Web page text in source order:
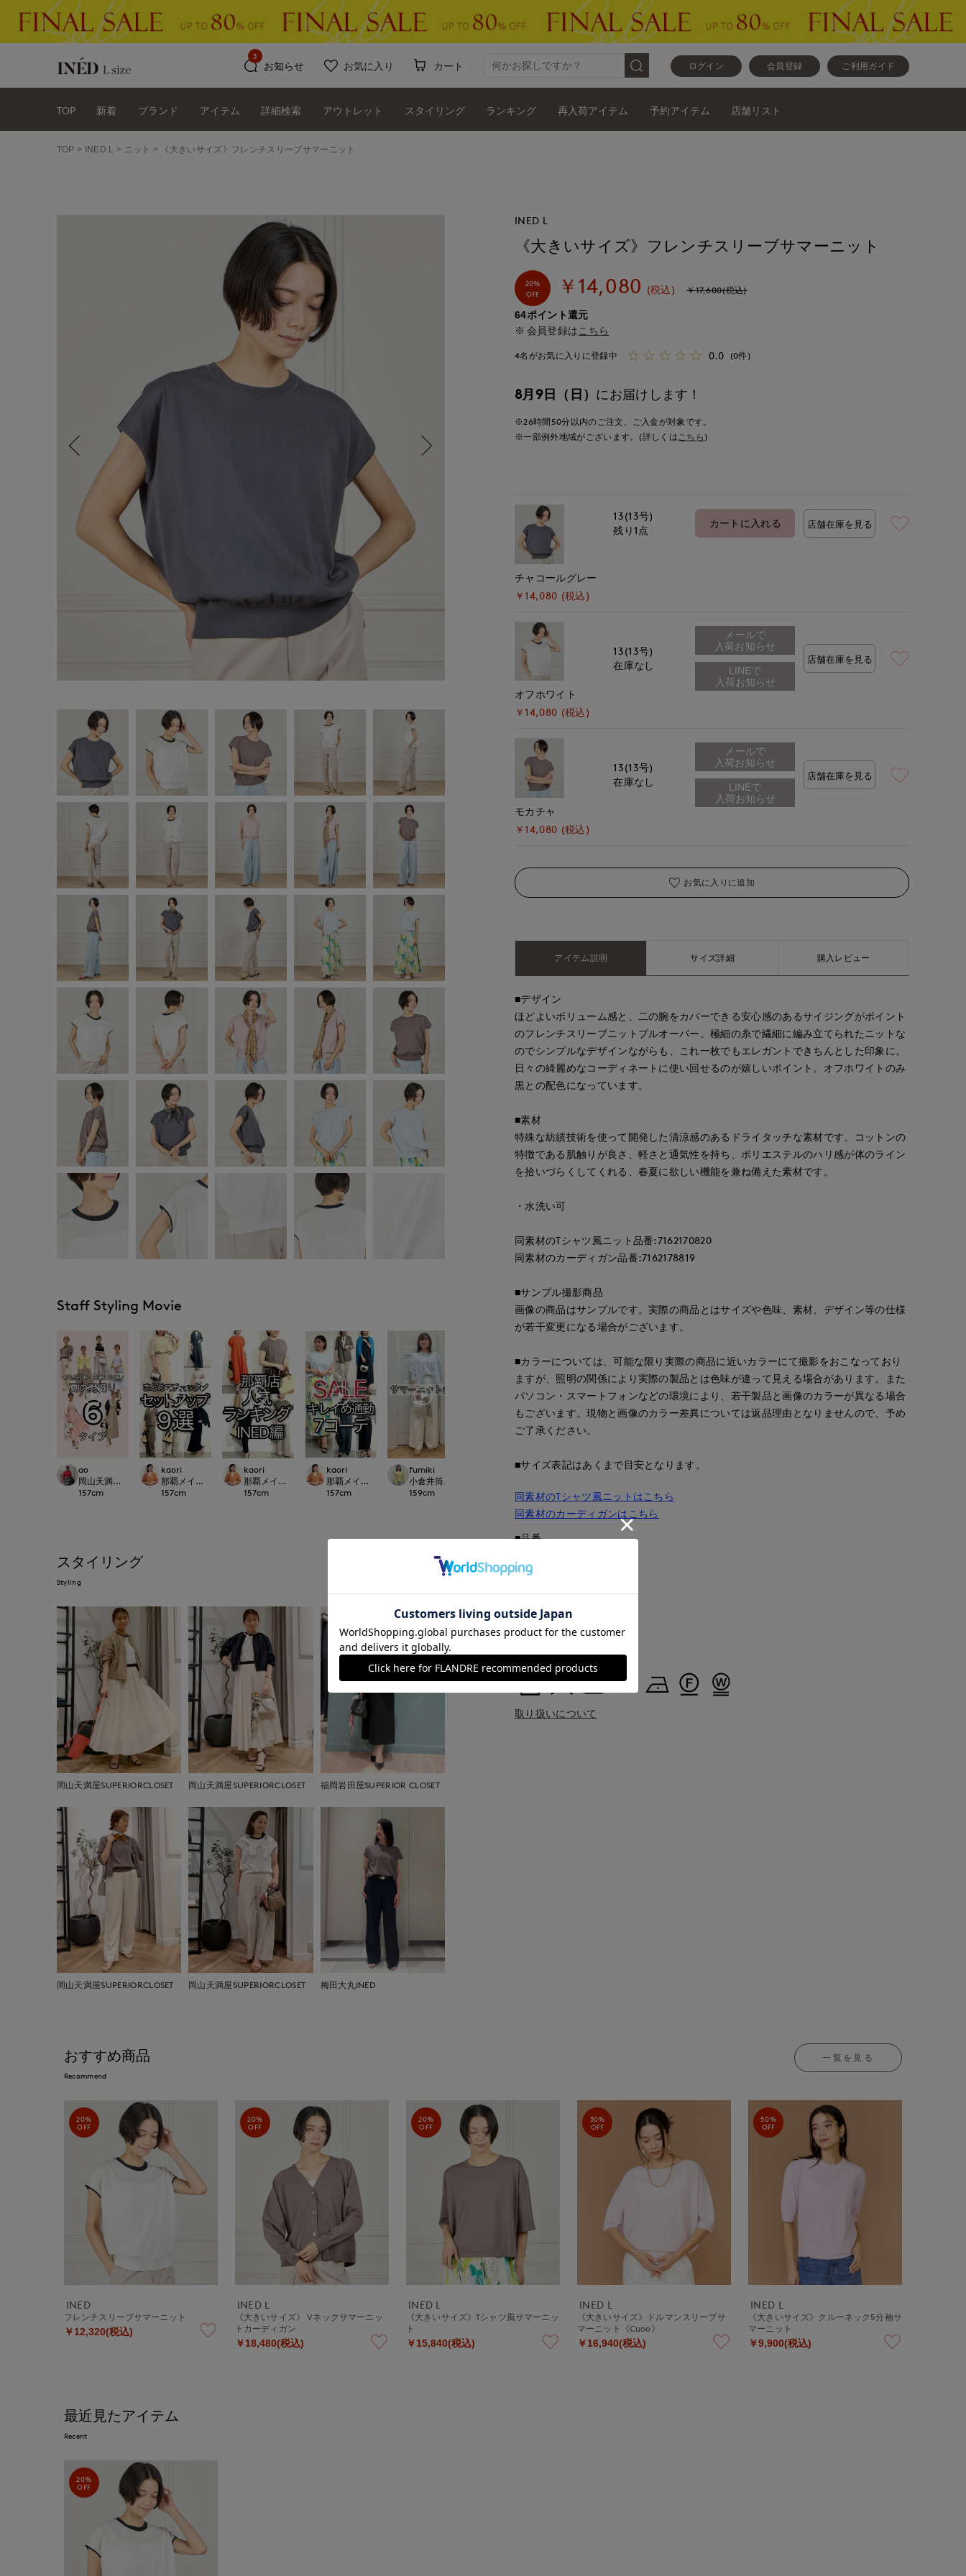
ログイン 会員登録 ご利用ガイド
お知らせ
3
お気に入り カート
TOP 新着 ブランド アイテム 詳細検索 アウトレット スタイリング ランキング 再入荷アイテム 予約アイテム 店舗リスト
TOP INED L ニット 《大きいサイズ》フレンチスリーブサマーニット
Staff Styling Movie
ao
岡山天満屋SUPERIORCLOSET
157cm
kaori
那覇メインプレイスI.T.'S.international
157cm
kaori
那覇メインプレイスI.T.'S.international
157cm
kaori
那覇メインプレイスI.T.'S.international
157cm
fumiki
小倉井筒屋SUPERIOR CLOSET
159cm cm
kaori
157 cm
kaori
157
スタイリング
Styling
岡山天満屋SUPERIORCLOSET 岡山天満屋SUPERIORCLOSET 福岡岩田屋SUPERIOR CLOSET
岡山天満屋SUPERIORCLOSET 岡山天満屋SUPERIORCLOSET 梅田大丸INED
INED L
《大きいサイズ》フレンチスリーブサマーニット
20%
OFF
￥14,080 (税込) ￥17,600(税込)
64ポイント還元
会員登録は こちら
4名がお気に入りに登録中 0.0 (0件)
8月9日（日） にお届けします！
※26時間 50分以内のご注文、ご入金が対象です。
※一部例外地域がございます。(詳しくはこちら )
チャコールグレー
￥14,080 (税込)
13(13号)
残り1点
カートに入れる 店舗在庫を見る
オフホワイト
￥14,080 (税込)
13(13号)
在庫なし
メールで
入荷お知らせ
店舗在庫を見る
モカチャ
￥14,080 (税込)
13(13号)
在庫なし
メールで
入荷お知らせ
店舗在庫を見る
お気に入りに追加
アイテム説明 サイズ詳細 購入レビュー
■デザイン
ほどよいボリューム感と、二の腕をカバーできる安心感のあるサイジングがポイント
のフレンチスリーブニットプルオーバー。極細の糸で繊細に編み立てられたニットな
のでシンプルなデザインながらも、これ一枚でもエレガントできちんとした印象に。
日々の綺麗めなコーディネートに使い回せるのが嬉しいポイント。オフホワイトのみ
黒との配色になっています。
■素材
特殊な紡績技術を使って開発した清涼感のあるドライタッチな素材です。コットンの
特徴である肌触りが良さ、軽さと通気性を持ち、ポリエステルのハリ感が体のライン
を拾いづらくしてくれる、春夏に欲しい機能を兼ね備えた素材です。
・水洗い可
同素材のTシャツ風ニット品番:7162170820
同素材のカーディガン品番:7162178819
■サンプル撮影商品
画像の商品はサンプルです。実際の商品とはサイズや色味、素材、デザイン等の仕様
が若干変更になる場合がございます。
■カラーについては、可能な限り実際の商品に近いカラーにて撮影をおこなっており
ますが、照明の関係により実際の製品とは色味が違って見える場合があります。また
パソコン・スマートフォンなどの環境により、若干製品と画像のカラーが異なる場合
もございます。現物と画像のカラー差異については返品理由となりませんので、予め
ご了承ください。
■サイズ表記はあくまで目安となります。
同素材のTシャツ風ニットはこちら
同素材のカーディガンはこちら
■品番
■原産国
中国製
■クオリティ
綿50% ポリエステル50%
■取扱い方法
取り扱いについて
おすすめ商品
Recommend
一覧を見る
20%
OFF
INED
フレンチスリーブサマーニット
￥12,320(税込)
20%
OFF
INED L
《大きいサイズ》 Vネックサマーニッ
トカーディガン
￥18,480(税込)
20%
OFF
INED L
《大きいサイズ》Tシャツ風サマーニッ
ト
￥15,840(税込)
30%
OFF
INED L
《大きいサイズ》ドルマンスリーブサ
マーニット《Cuoo》
￥16,940(税込)
50%
OFF
INED L
《大きいサイズ》クルーネック5分袖サ
マーニット
￥9,900(税込)
最近見たアイテム
Recent
20%
OFF